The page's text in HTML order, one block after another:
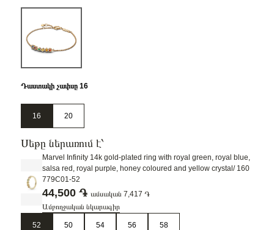
Դաստակի չափսը 16
16 20
Սեթը ներառում է՝
Marvel Infinity 14k gold-plated ring with royal green, royal blue,
salsa red, royal purple, honey coloured and yellow crystal/ 160
779C01-52
44,500 ֏ամսական 7,417 ֏
Ամբողջական նկարագիր
52 50 54 56 58